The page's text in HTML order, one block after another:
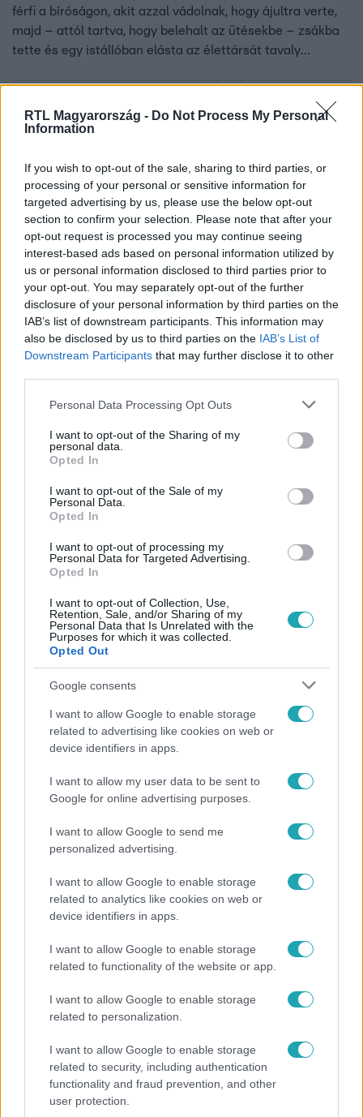
RTL Magyarország - Do Not Process My Personal
Information
If you wish to opt-out of the sale, sharing to third parties, or
processing of your personal or sensitive information for
targeted advertising by us, please use the below opt-out
section to confirm your selection. Please note that after your
opt-out request is processed you may continue seeing
interest-based ads based on personal information utilized by
us or personal information disclosed to third parties prior to
your opt-out. You may separately opt-out of the further
disclosure of your personal information by third parties on the
IAB’s list of downstream participants. This information may
also be disclosed by us to third parties on the IAB’s List of
Downstream Participants that may further disclose it to other
Please note that this website/app uses one or more Google
not limited to your visit or usage behaviour. You may click to
grant or deny consent to Google and its third-party tags to
use your data for below specified purposes in below Google
consent section.
Personal Data Processing Opt Outs
I want to opt-out of the Sharing of my
personal data.
Opted In
I want to opt-out of the Sale of my
Personal Data.
Opted In
I want to opt-out of processing my
Personal Data for Targeted Advertising.
Opted In
I want to opt-out of Collection, Use,
Retention, Sale, and/or Sharing of my
Personal Data that Is Unrelated with the
Purposes for which it was collected.
Opted Out
Google consents
I want to allow Google to enable storage
related to advertising like cookies on web or
device identifiers in apps.
I want to allow my user data to be sent to
Google for online advertising purposes.
I want to allow Google to send me
personalized advertising.
I want to allow Google to enable storage
related to analytics like cookies on web or
device identifiers in apps.
I want to allow Google to enable storage
related to functionality of the website or app.
I want to allow Google to enable storage
related to personalization.
I want to allow Google to enable storage
related to security, including authentication
functionality and fraud prevention, and other
user protection.
férfi a bíróságon, akit azzal vádolnak, hogy ájultra verte,
majd – attól tartva, hogy belehalt az ütésekbe – zsákba
tette és egy istállóban elásta az élettársát tavaly
halálát fulladás okozta.
Baleset-bűnügy
2023. augusztus 18. 5:52
Tizenegy napig próbált kiszabadulni a koporsóból
az élve eltemetett nő
miután sikolyokat hallottak a sír belsejiből. A 37 éves nő
a koporsóból, a teste még meleg volt.
Ki vagy te
2023. január 4. 13:34
Kolos élve eltemeti Vöröst? – a 7. epizódban
A halál ad értelmet az életünknek – vallja Brian, aki lehet,
hogy nem pont arra gondol, amit a srác tesz, miután
kiadja a fotósnövendékek következő feladatát. Ki vagy te?
– elérhető az RTL+ streamingfelületén!
2022. október 22. 7:45
Megmenekült az amerikai nő, akit élve eltemetett
a férje